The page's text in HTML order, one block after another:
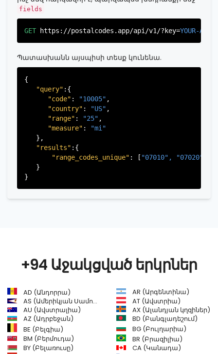
"province" "Bergen"
,
           ...
       ],
fields
GET https://postalcodes.app/api/v1/?key=YOUR-
Պատասխանն այսպիսի տեսք կունենա.
{
"query" :{
"code" : "10005" ,
"country" : "US" ,
"range" : "25" ,
"measure" :
"mi"
"results" :{
"range_codes_unique" : [ "07010", "07020",
+94 Աջակցված երկրներ
AD (Անդորրա)
AR (Արգենտինա)
AS (Ամերիկյան Սամոա)
AT (Ավստրիա)
AU (Ավստրալիա)
AX (Ալանդյան կղզիներ)
AZ (Ադրբեջան)
BD (Բանգլադեշում)
BE (Բելգիա)
BG (Բուլղարիա)
BM (Բերմուդա)
BR (Բրազիլիա)
BY (Բելառուսը)
CA (Կանադա)